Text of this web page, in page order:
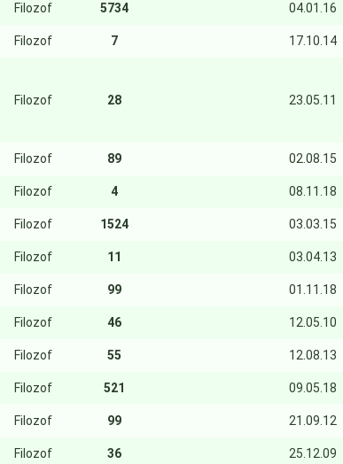
Filozof 5734 04.01.16
Filozof 7 17.10.14
Filozof 28 23.05.11
Filozof 89 02.08.15
Filozof 4 08.11.18
Filozof 1524 03.03.15
Filozof 11 03.04.13
Filozof 99 01.11.18
Filozof 46 12.05.10
Filozof 55 12.08.13
Filozof 521 09.05.18
Filozof 99 21.09.12
Filozof 36 25.12.09